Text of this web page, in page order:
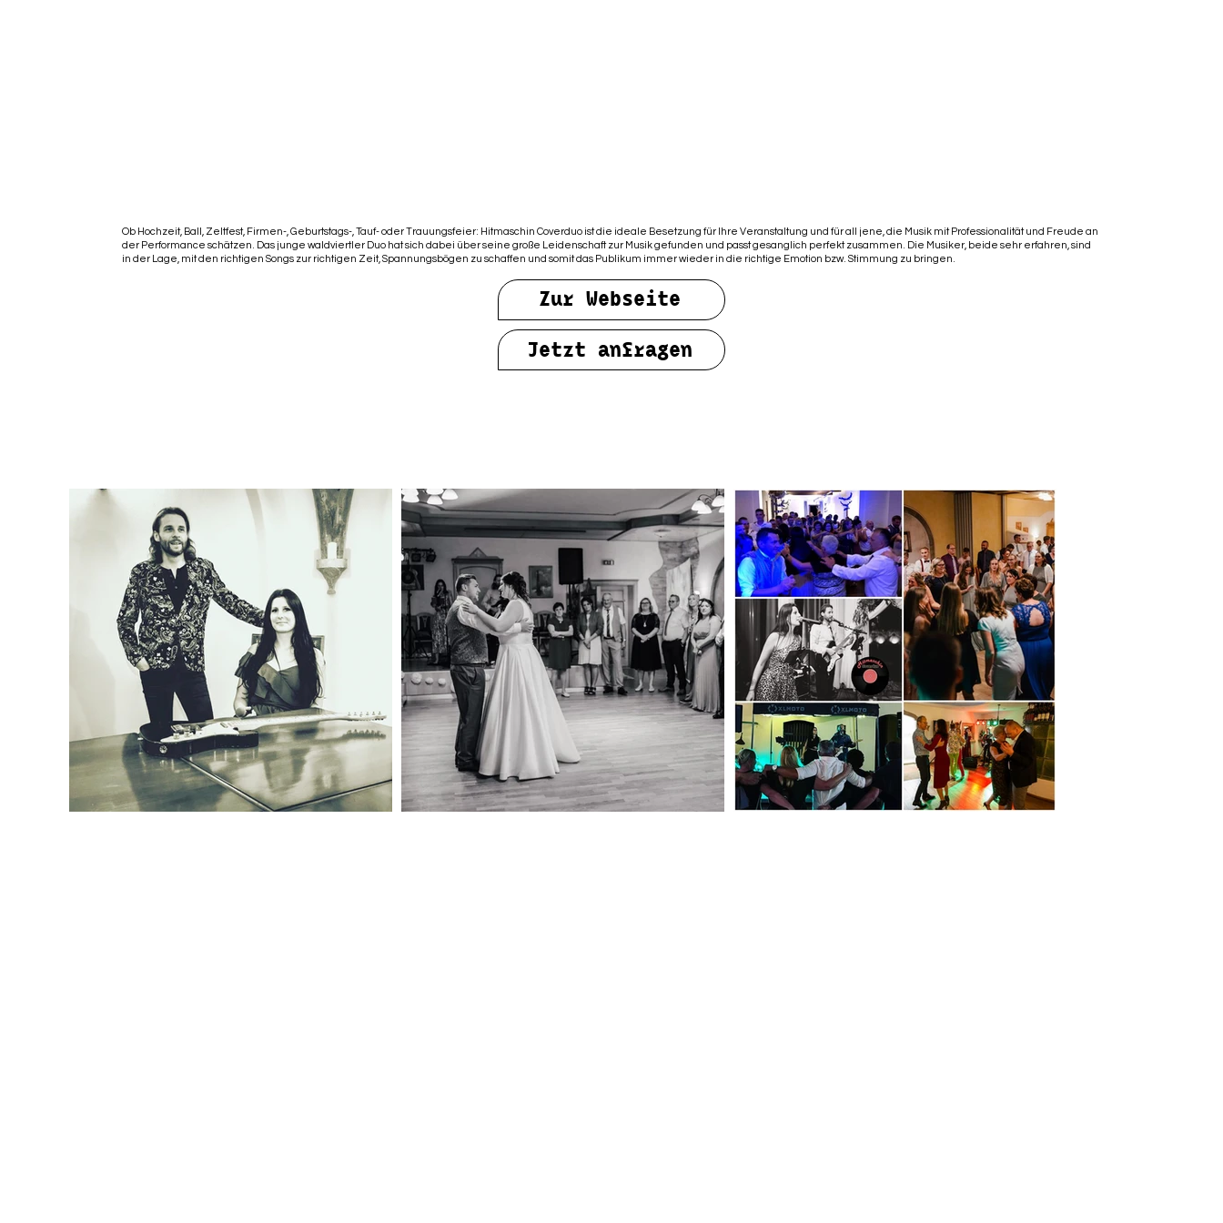
Ob Hochzeit, Ball, Zeltfest, Firmen-, Geburtstags-, Tauf- oder Trauungsfeier: Hitmaschin Coverduo ist die ideale Besetzung für Ihre Veranstaltung und für all jene, die Musik mit Professionalität und Freude an
der Performance schätzen. Das junge waldviertler Duo hat sich dabei über seine große Leidenschaft zur Musik gefunden und passt gesanglich perfekt zusammen. Die Musiker, beide sehr erfahren, sind
in der Lage, mit den richtigen Songs zur richtigen Zeit, Spannungsbögen zu schaffen und somit das Publikum immer wieder in die richtige Emotion bzw. Stimmung zu bringen.
Zur Webseite
Jetzt anfragen